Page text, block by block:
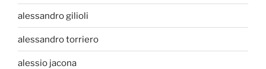
alessandro gilioli
alessandro torriero
alessio jacona